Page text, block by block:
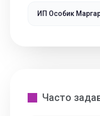
ИП Особик
Часто